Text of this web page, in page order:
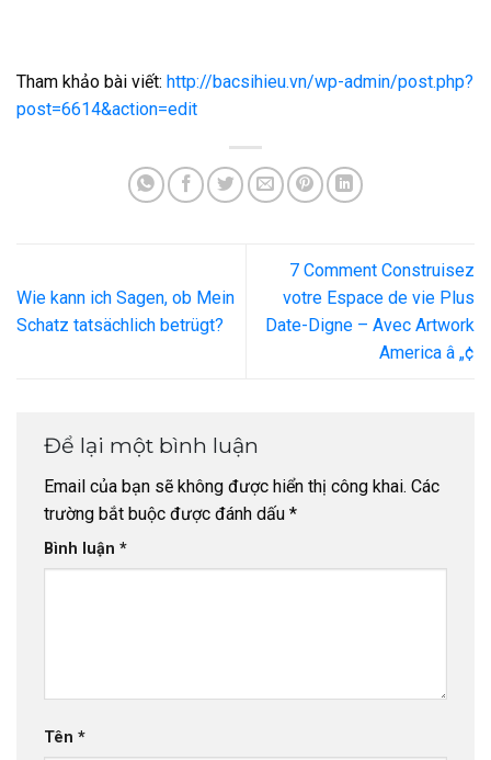
Tham khảo bài viết: http://bacsihieu.vn/wp-admin/post.php?
post=6614&action=edit
Wie kann ich Sagen, ob Mein
Schatz tatsächlich betrügt?
7 Comment Construisez
votre Espace de vie Plus
Date-Digne – Avec Artwork
America â „¢
Để lại một bình luận
Email của bạn sẽ không được hiển thị công khai. Các
trường bắt buộc được đánh dấu *
Bình luận *
Tên *